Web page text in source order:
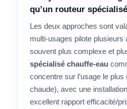
qu’un routeur
Les deux approches sont
multi-usages pilote plusieurs
souvent plus complexe et
spécialisé chauffe-eau
concentre sur l’usage le plus
chaude), avec une
excellent rapport efficacité/